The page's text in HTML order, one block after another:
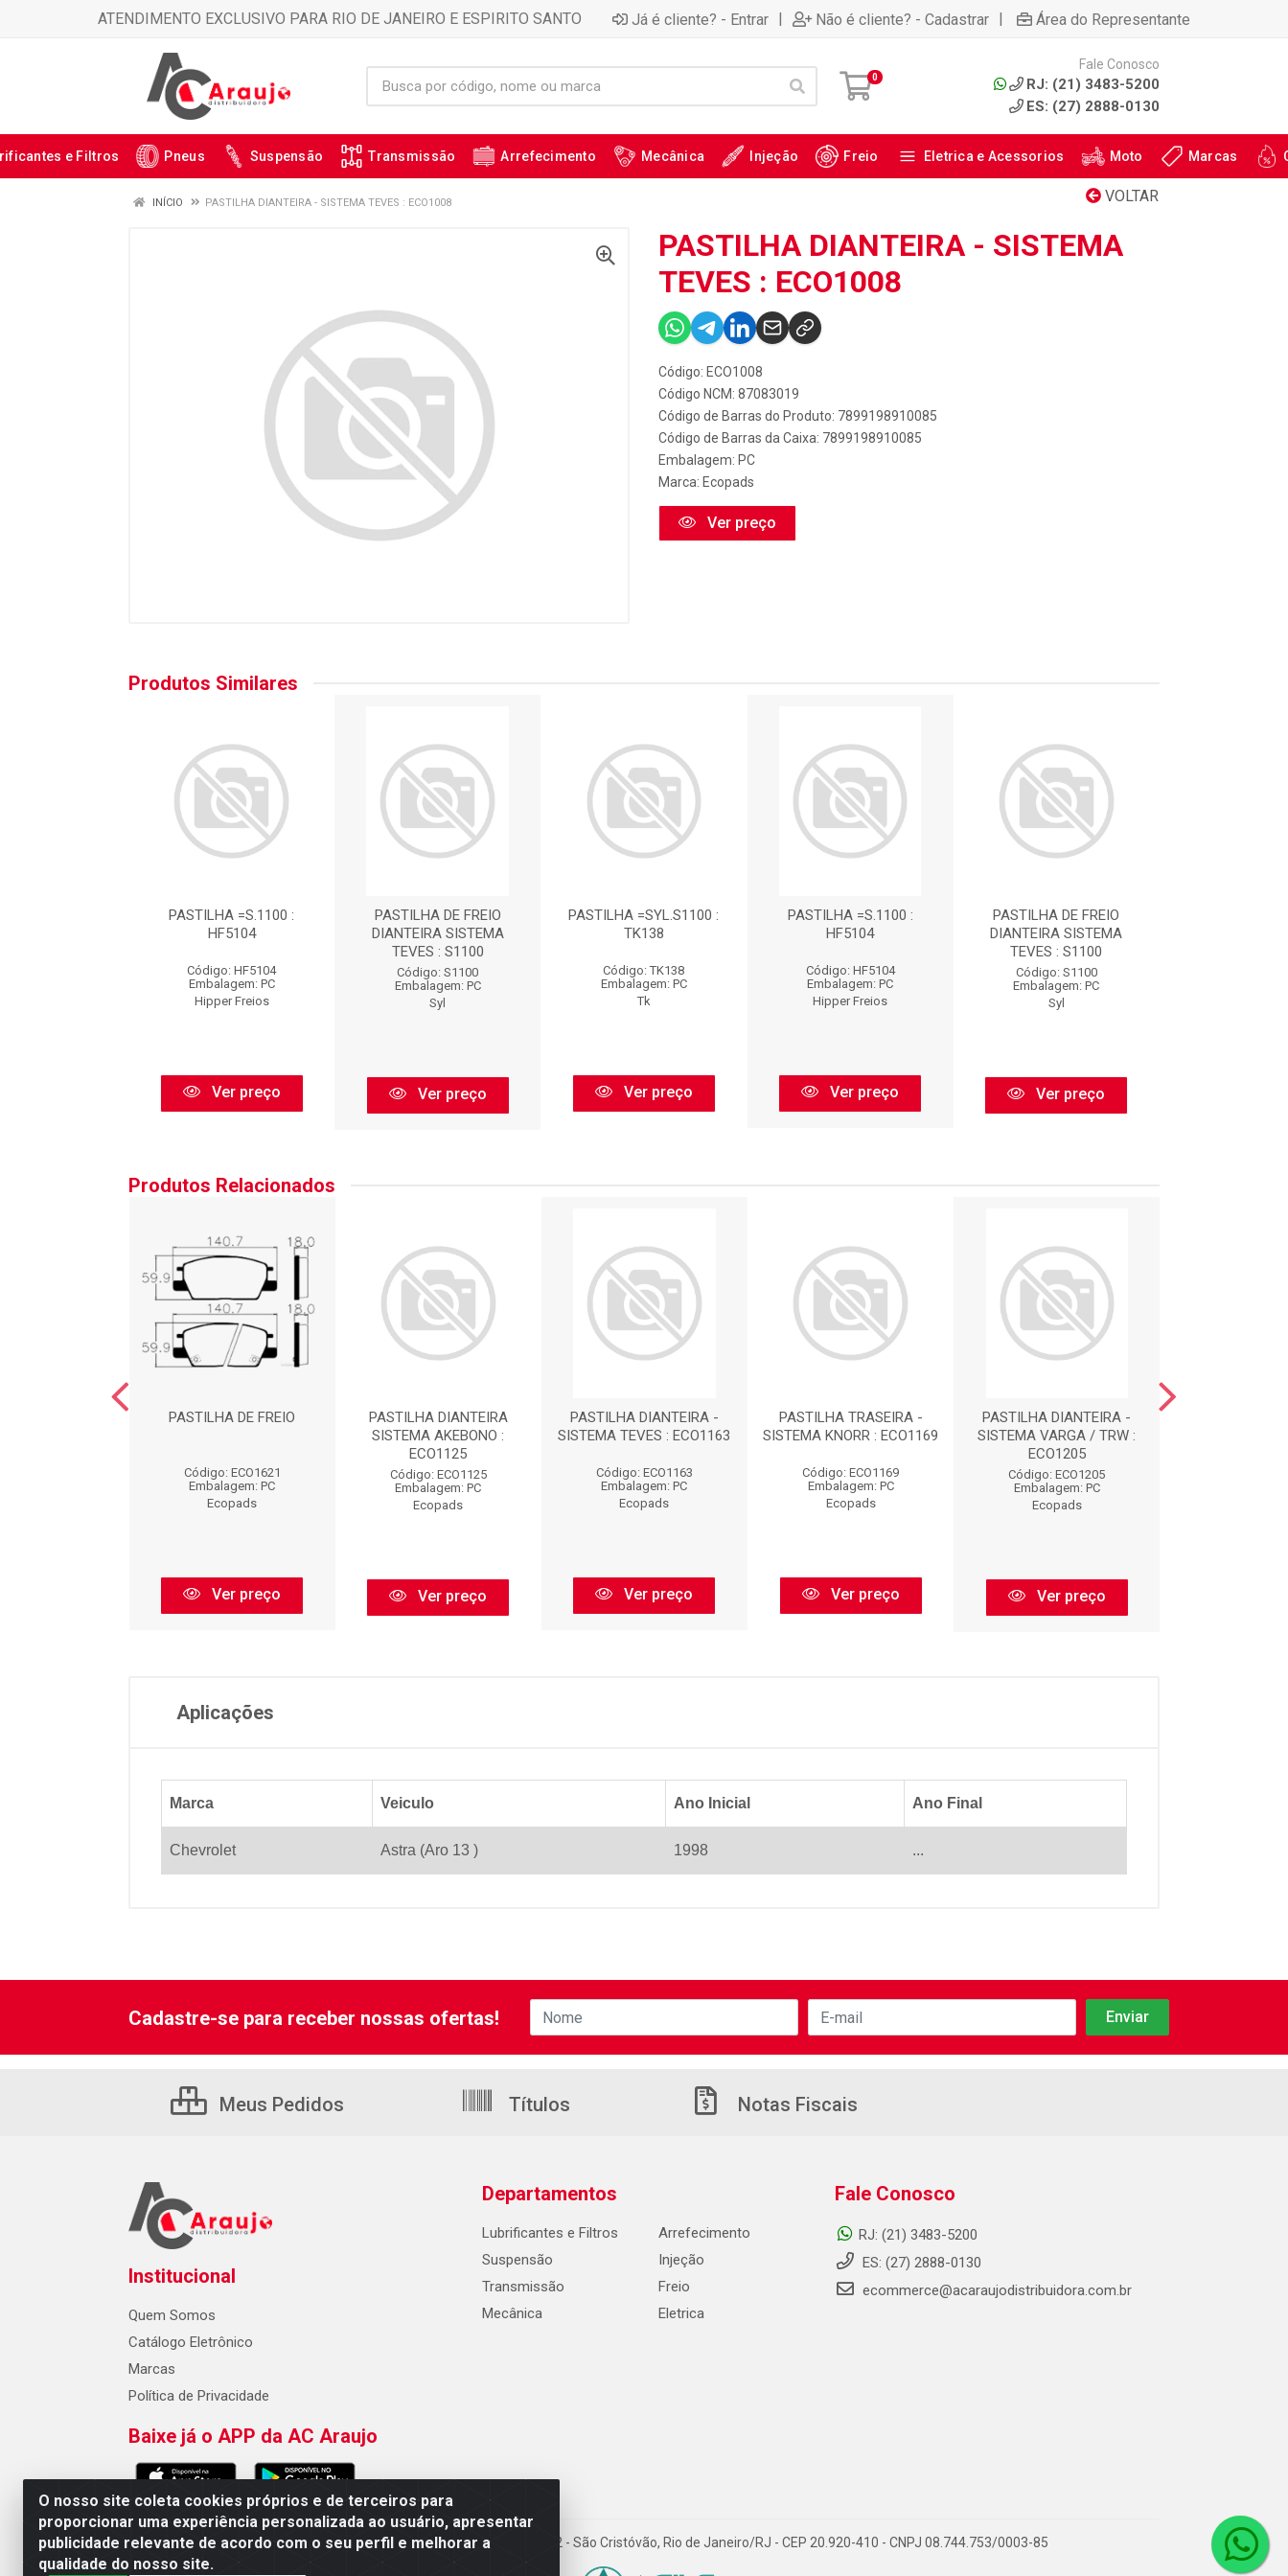
ATENDIMENTO EXCLUSIVO PARA RIO DE JANEIRO E ESPIRITO SANTO Já é cliente? - Entrar | Não é cliente? - Cadastrar | Área do Representante
0
Fale Conosco
RJ: (21) 3483-5200
ES: (27) 2888-0130
e Filtros Pneus Suspensão Transmissão Arrefecimento Mecânica Injeção Freio Eletrica e Acessorios Moto Marcas
VOLTAR
INÍCIO PASTILHA DIANTEIRA - SISTEMA TEVES : ECO1008
PASTILHA DIANTEIRA - SISTEMA
TEVES : ECO1008
Código: ECO1008
Código NCM: 87083019
Código de Barras do Produto: 7899198910085
Código de Barras da Caixa: 7899198910085
Embalagem: PC
Marca: Ecopads
Ver preço
Produtos Similares
PASTILHA =S.1100 :
HF5104
Código: HF5104
Embalagem: PC
Hipper Freios
Ver preço
PASTILHA DE FREIO
DIANTEIRA SISTEMA
TEVES : S1100
Código: S1100
Embalagem: PC
Syl
Ver preço
PASTILHA =SYL.S1100 :
TK138
Código: TK138
Embalagem: PC
Tk
Ver preço
PASTILHA =S.1100 :
HF5104
Código: HF5104
Embalagem: PC
Hipper Freios
Ver preço
PASTILHA DE FREIO
DIANTEIRA SISTEMA
TEVES : S1100
Código: S1100
Embalagem: PC
Syl
Ver preço
Produtos Relacionados
PASTILHA DE FREIO
Código: ECO1621
Embalagem: PC
Ecopads
Ver preço
PASTILHA DIANTEIRA
SISTEMA AKEBONO :
ECO1125
Código: ECO1125
Embalagem: PC
Ecopads
Ver preço
PASTILHA DIANTEIRA -
SISTEMA TEVES : ECO1163
Código: ECO1163
Embalagem: PC
Ecopads
Ver preço
PASTILHA TRASEIRA -
SISTEMA KNORR : ECO1169
Código: ECO1169
Embalagem: PC
Ecopads
Ver preço
PASTILHA DIANTEIRA -
SISTEMA VARGA / TRW :
ECO1205
Código: ECO1205
Embalagem: PC
Ecopads
Ver preço
Aplicações
Marca Veiculo Ano Inicial Ano Final
Chevrolet Astra (Aro 13 ) 1998 ...
O nosso site coleta cookies próprios e de terceiros para
proporcionar uma experiência personalizada ao usuário, apresentar
publicidade relevante de acordo com o seu perfil e melhorar a
qualidade do nosso site.
Cadastre-se para receber nossas ofertas!
Meus Pedidos Títulos Notas Fiscais
Institucional
Quem Somos
Catálogo Eletrônico
Marcas
Política de Privacidade
Baixe já o APP da AC Araujo
Departamentos
Lubrificantes e Filtros
Suspensão
Transmissão
Mecânica
Arrefecimento
Injeção
Freio
Eletrica
Fale Conosco
RJ: (21) 3483-5200
ES: (27) 2888-0130
ecommerce@acaraujodistribuidora.com.br
AC Araujo Distribuidora - Rua Carneiro de Campos, 42 - São Cristóvão, Rio de Janeiro/RJ - CEP 20.920-410 - CNPJ 08.744.753/0003-85